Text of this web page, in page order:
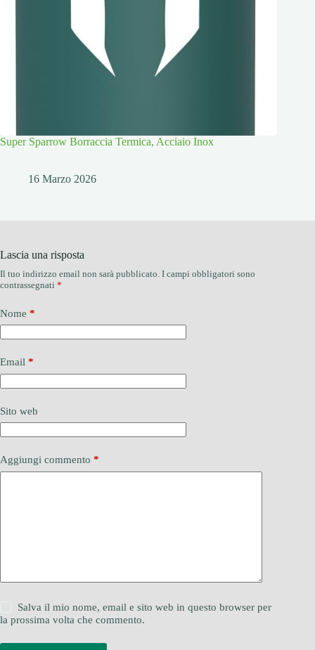
Super Sparrow Borraccia Termica, Acciaio Inox
16 Marzo 2026
Lascia una risposta
Il tuo indirizzo email non sarà pubblicato. I campi obbligatori sono
contrassegnati *
Nome *
Email *
Sito web
Aggiungi commento *
Salva il mio nome, email e sito web in questo browser per
la prossima volta che commento.